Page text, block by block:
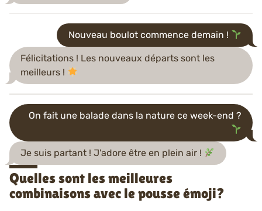
Nouveau boulot commence demain !
Félicitations ! Les nouveaux départs sont les
meilleurs !
On fait une balade dans la nature ce week-end ?
Je suis partant ! J'adore être en plein air !
Quelles sont les meilleures
combinaisons avec le pousse émoji?